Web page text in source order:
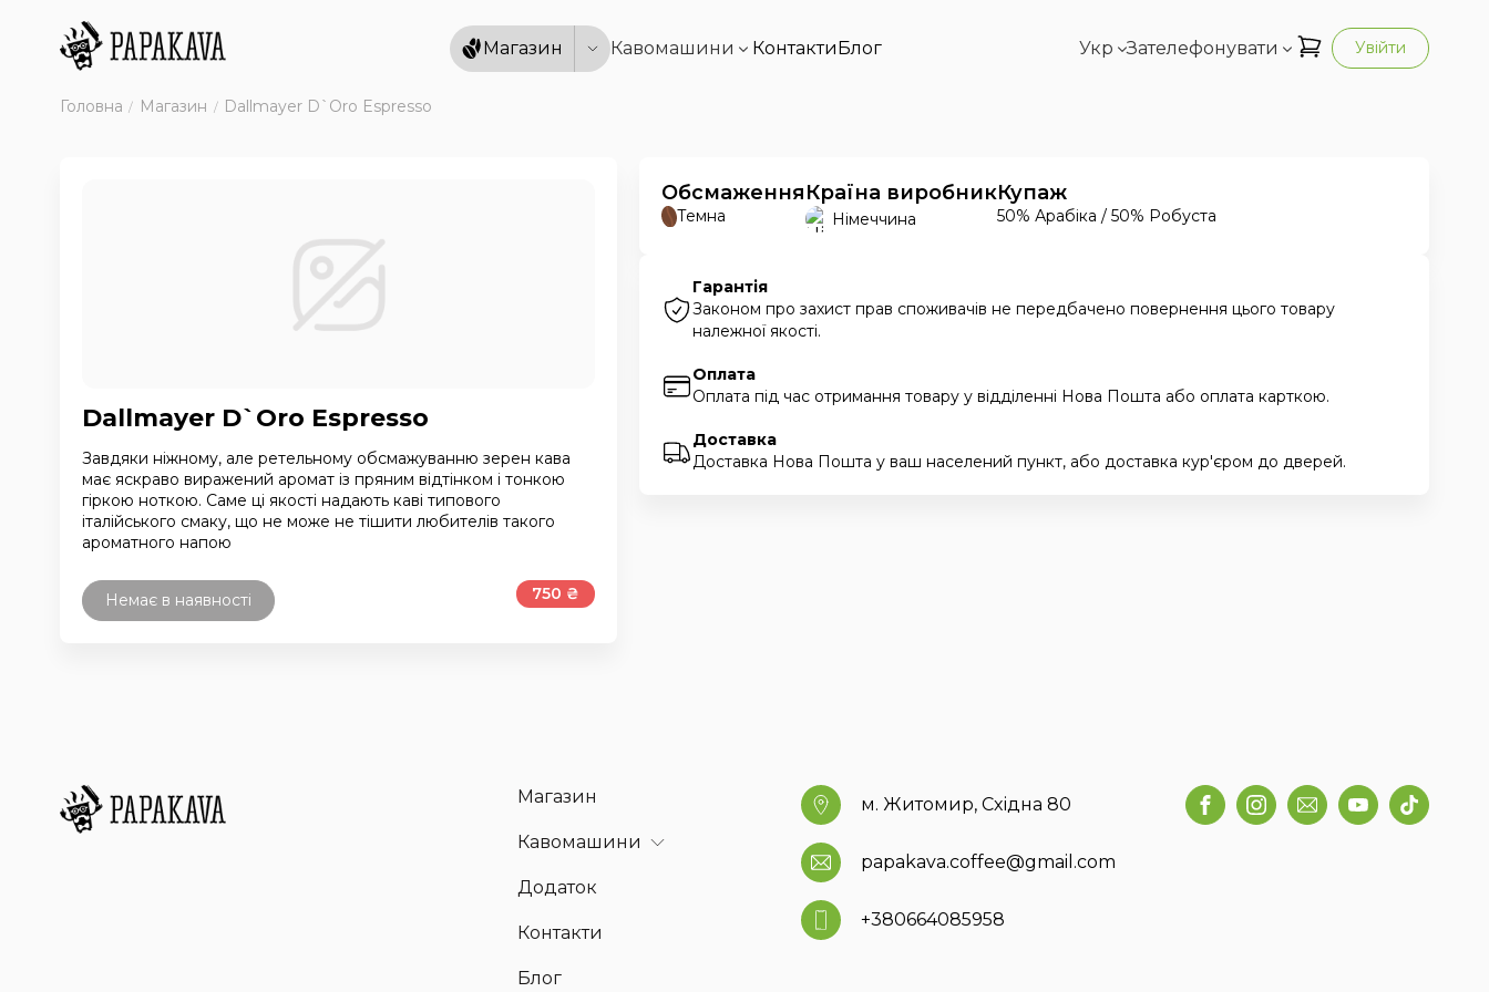
Магазин Кавомашини КонтактиБлог Укр Зателефонувати Увійти
Головна Магазин Dallmayer D`Oro Espresso
Dallmayer D`Oro Espresso
Завдяки ніжному, але ретельному обсмажуванню зерен кава
має яскраво виражений аромат із пряним відтінком і тонкою
гіркою ноткою. Саме ці якості надають каві типового
італійського смаку, що не може не тішити любителів такого
ароматного напою
Немає в наявності 750 ₴
Обсмаження
Темна
Країна виробник
Німеччина
Купаж
50% Арабіка / 50% Робуста
Гарантія
Законом про захист прав споживачів не передбачено повернення цього товару
належної якості.
Оплата
Оплата під час отримання товару у відділенні Нова Пошта або оплата карткою.
Доставка
Доставка Нова Пошта у ваш населений пункт, або доставка кур'єром до дверей.
Магазин
Кавомашини
Додаток
Контакти
Блог
м. Житомир, Східна 80
papakava.coffee@gmail.com
+380664085958